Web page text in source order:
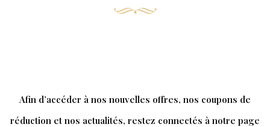
Afin d’accéder à nos nouvelles offres, nos coupons de
réduction et nos actualités, restez connectés à notre page